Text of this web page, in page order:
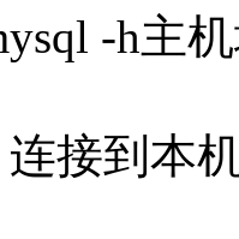
-h主机
接到本